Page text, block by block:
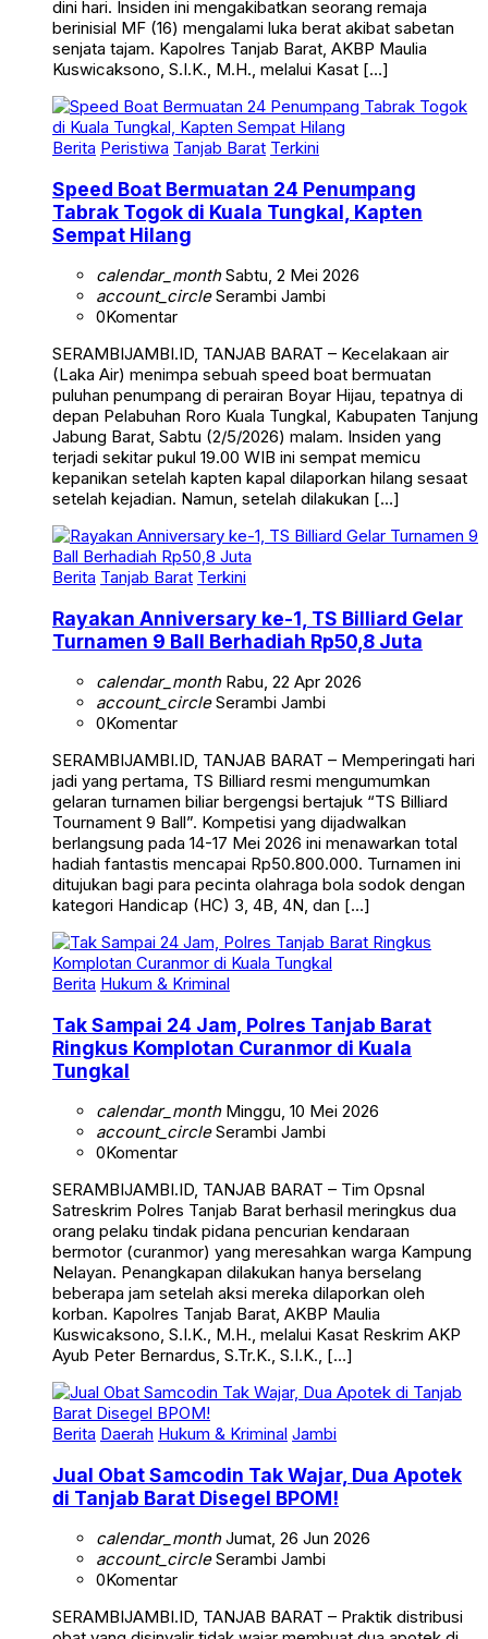
dini hari. Insiden ini mengakibatkan seorang remaja
berinisial MF (16) mengalami luka berat akibat sabetan
senjata tajam. Kapolres Tanjab Barat, AKBP Maulia
Kuswicaksono, S.I.K., M.H., melalui Kasat […]
Berita Peristiwa Tanjab Barat Terkini
Speed Boat Bermuatan 24 Penumpang
Tabrak Togok di Kuala Tungkal, Kapten
Sempat Hilang
calendar_monthSabtu, 2 Mei 2026
account_circleSerambi Jambi
0Komentar
SERAMBIJAMBI.ID, TANJAB BARAT – Kecelakaan air
(Laka Air) menimpa sebuah speed boat bermuatan
puluhan penumpang di perairan Boyar Hijau, tepatnya di
depan Pelabuhan Roro Kuala Tungkal, Kabupaten Tanjung
Jabung Barat, Sabtu (2/5/2026) malam. Insiden yang
terjadi sekitar pukul 19.00 WIB ini sempat memicu
kepanikan setelah kapten kapal dilaporkan hilang sesaat
setelah kejadian. Namun, setelah dilakukan […]
Berita Tanjab Barat Terkini
Rayakan Anniversary ke-1, TS Billiard Gelar
Turnamen 9 Ball Berhadiah Rp50,8 Juta
calendar_monthRabu, 22 Apr 2026
account_circleSerambi Jambi
0Komentar
SERAMBIJAMBI.ID, TANJAB BARAT – Memperingati hari
jadi yang pertama, TS Billiard resmi mengumumkan
gelaran turnamen biliar bergengsi bertajuk “TS Billiard
Tournament 9 Ball”. Kompetisi yang dijadwalkan
berlangsung pada 14-17 Mei 2026 ini menawarkan total
hadiah fantastis mencapai Rp50.800.000. Turnamen ini
ditujukan bagi para pecinta olahraga bola sodok dengan
kategori Handicap (HC) 3, 4B, 4N, dan […]
Berita Hukum & Kriminal
Tak Sampai 24 Jam, Polres Tanjab Barat
Ringkus Komplotan Curanmor di Kuala
Tungkal
calendar_monthMinggu, 10 Mei 2026
account_circleSerambi Jambi
0Komentar
SERAMBIJAMBI.ID, TANJAB BARAT – Tim Opsnal
Satreskrim Polres Tanjab Barat berhasil meringkus dua
orang pelaku tindak pidana pencurian kendaraan
bermotor (curanmor) yang meresahkan warga Kampung
Nelayan. Penangkapan dilakukan hanya berselang
beberapa jam setelah aksi mereka dilaporkan oleh
korban. Kapolres Tanjab Barat, AKBP Maulia
Kuswicaksono, S.I.K., M.H., melalui Kasat Reskrim AKP
Ayub Peter Bernardus, S.Tr.K., S.I.K., […]
Berita Daerah Hukum & Kriminal Jambi
Jual Obat Samcodin Tak Wajar, Dua Apotek
di Tanjab Barat Disegel BPOM!
calendar_monthJumat, 26 Jun 2026
account_circleSerambi Jambi
0Komentar
SERAMBIJAMBI.ID, TANJAB BARAT – Praktik distribusi